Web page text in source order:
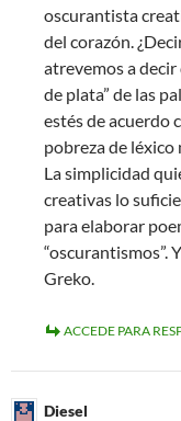
oscurantista
del corazón.
atrevemos a decir
de plata” de las
estés de acuerdo
pobreza de
La simplicidad
creativas lo
para elaborar
“oscurantismos”.
Greko.
ACCEDE PARA
Diesel